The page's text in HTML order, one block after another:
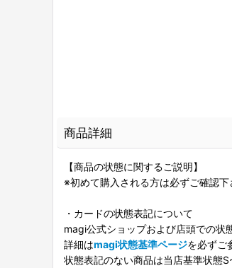
商品詳細
【商品の状態に関するご説明】
※初めて購入される方は必ずご確認下
・カードの状態表記について
magi公式ショップおよび店頭での状
詳細はmagi状態基準ページを必ずご
状態表記のない商品は当店基準状態